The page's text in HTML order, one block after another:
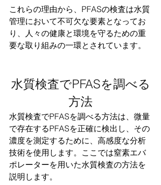
これらの理由から、PFASの検査は水質
管理において不可欠な要素となってお
り、人々の健康と環境を守るための重
要な取り組みの一環とされています。
水質検査でPFASを調べる
方法
水質検査でPFASを調べる方法は、微量
で存在するPFASを正確に検出し、その
濃度を測定するために、高感度な分析
技術を使用します。ここでは窒素エバ
ポレーターを用いた水質検査の方法を
説明します。